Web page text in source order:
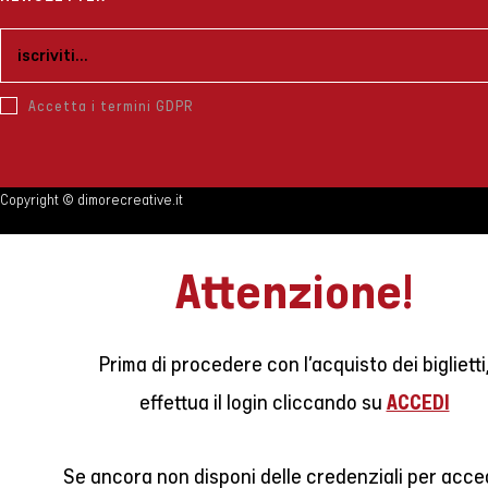
a
new
tab
a
new
tab
Accetta i termini GDPR
Copyright © dimorecreative.it
Attenzione!
Prima di procedere con l’acquisto dei biglietti,
effettua il login cliccando su ACCEDI
Se ancora non disponi delle credenziali per